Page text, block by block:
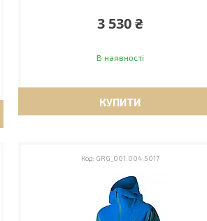
3 530 ₴
В наявності
КУПИТИ
GRG_001.004.5017